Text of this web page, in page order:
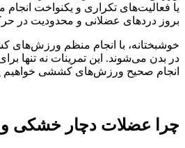
یا فعالیت‌های تکراری و یکنواخت
بروز دردهای عضلانی و محدودیت در
خوشبختانه، با انجام منظم
در بدن می‌شوند. این تمرینات نه تنها
انجام صحیح ورزش‌های کششی خواهیم
چرا عضلات دچار خشکی